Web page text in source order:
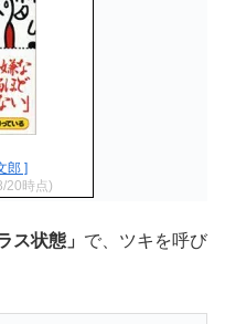
郎 ]
20時点)
ス状態」 で、ツキを呼び